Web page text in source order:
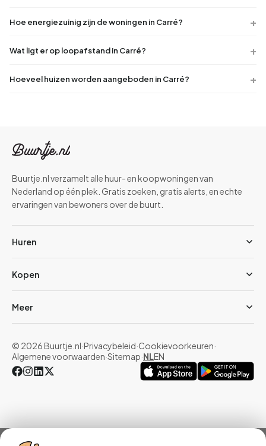
Hoe energiezuinig zijn de woningen in Carré?
Wat ligt er op loopafstand in Carré?
Hoeveel huizen worden aangeboden in Carré?
Buurtje.nl verzamelt alle huur- en koopwoningen van
Nederland op één plek. Gratis zoeken, gratis alerts, en echte
ervaringen van bewoners over de buurt.
Huren
Kopen
Meer
© 2026 Buurtje.nl·Privacybeleid·Cookievoorkeuren·
Algemene voorwaarden·Sitemap·NLEN